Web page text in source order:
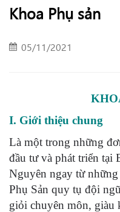
Khoa Phụ sản
05/11/2021
I. Giới thiệu chung
Là một trong những
đầu tư và phát triển tại
Nguyên ngay từ
Phụ Sản quy tụ đội
giỏi chuyên môn, giàu